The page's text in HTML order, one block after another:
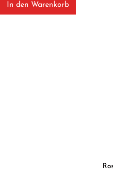
In den Warenkorb